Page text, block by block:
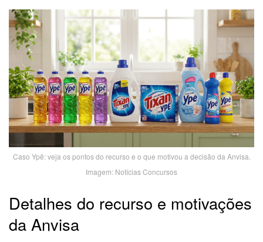
Caso Ypê: veja os pontos do recurso e o que motivou a decisão da Anvisa.
Imagem: Notícias Concursos
Detalhes do recurso e motivações
da Anvisa